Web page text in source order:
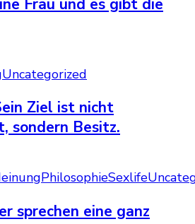
Frau und es gibt die
Uncategorized
Ziel ist nicht
sondern Besitz.
PhilosophieSexlife
sprechen eine ganz